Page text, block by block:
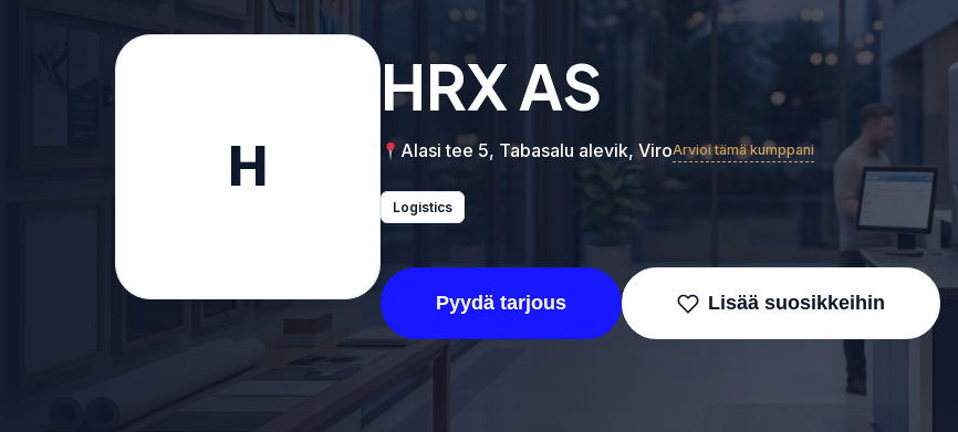
H
HRX AS
Alasi tee 5, Tabasalu alevik, ViroArvioi tämä kumppani
Logistics
Pyydä tarjous Lisää suosikkeihin